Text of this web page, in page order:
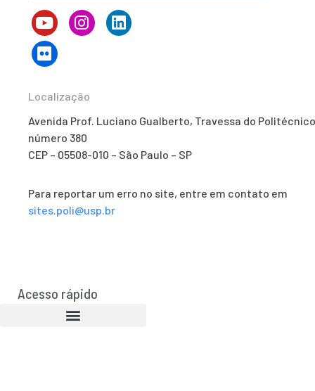
Localização
Avenida Prof. Luciano Gualberto, Travessa do
número 380
CEP – 05508-010 – São Paulo – SP
Para reportar um erro no site, entre em contato em
sites.poli@usp.br
Acesso rápido